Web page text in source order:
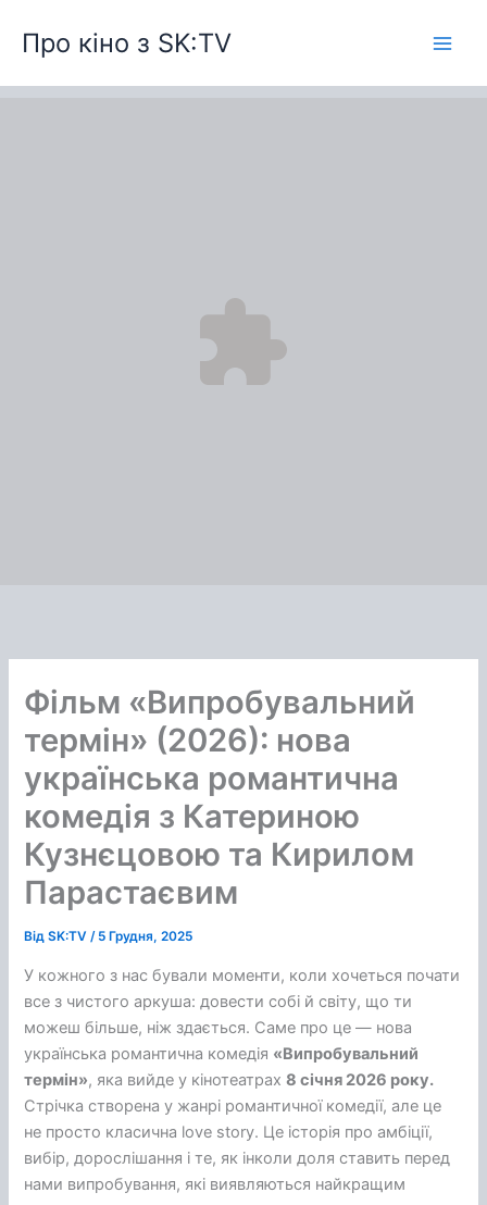
вмісту
Про кіно з SK:TV
Фільм «Випробувальний
термін» (2026): нова
українська романтична
комедія з Катериною
Кузнєцовою та Кирилом
Парастаєвим
ВідSK:TV/ 5 Грудня, 2025
У кожного з нас бували моменти, коли хочеться почати
все з чистого аркуша: довести собі й світу, що ти
можеш більше, ніж здається. Саме про це — нова
українська романтична комедія «Випробувальний
термін», яка вийде у кінотеатрах8 січня 2026 року.
Стрічка створена у жанрі романтичної комедії, але це
не просто класична love story. Це історія про амбіції,
вибір, дорослішання і те, як інколи доля ставить перед
нами випробування, які виявляються найкращим